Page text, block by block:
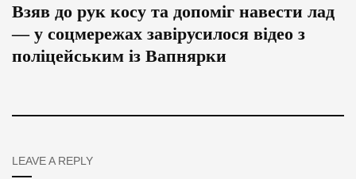
Взяв до рук косу та допоміг навести лад
— у соцмережах завірусилося відео з
поліцейським із Вапнярки
LEAVE A REPLY